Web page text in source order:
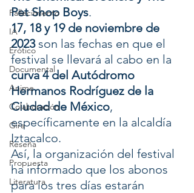
Fallecimiento
IA
Erótico
Documental
Anime
Colaboración
Gira
Reseña
Propuesta
Literatura
Pet Shop Boys.
17, 18 y 19 de noviembre de
2023 son las fechas en que el
festival se llevará al cabo en la
curva 4 del Autódromo
Hermanos Rodríguez de la
Ciudad de México,
específicamente en la alcaldía
Iztacalco.
Así, la organización del festival
ha informado que los abonos
para los tres días estarán